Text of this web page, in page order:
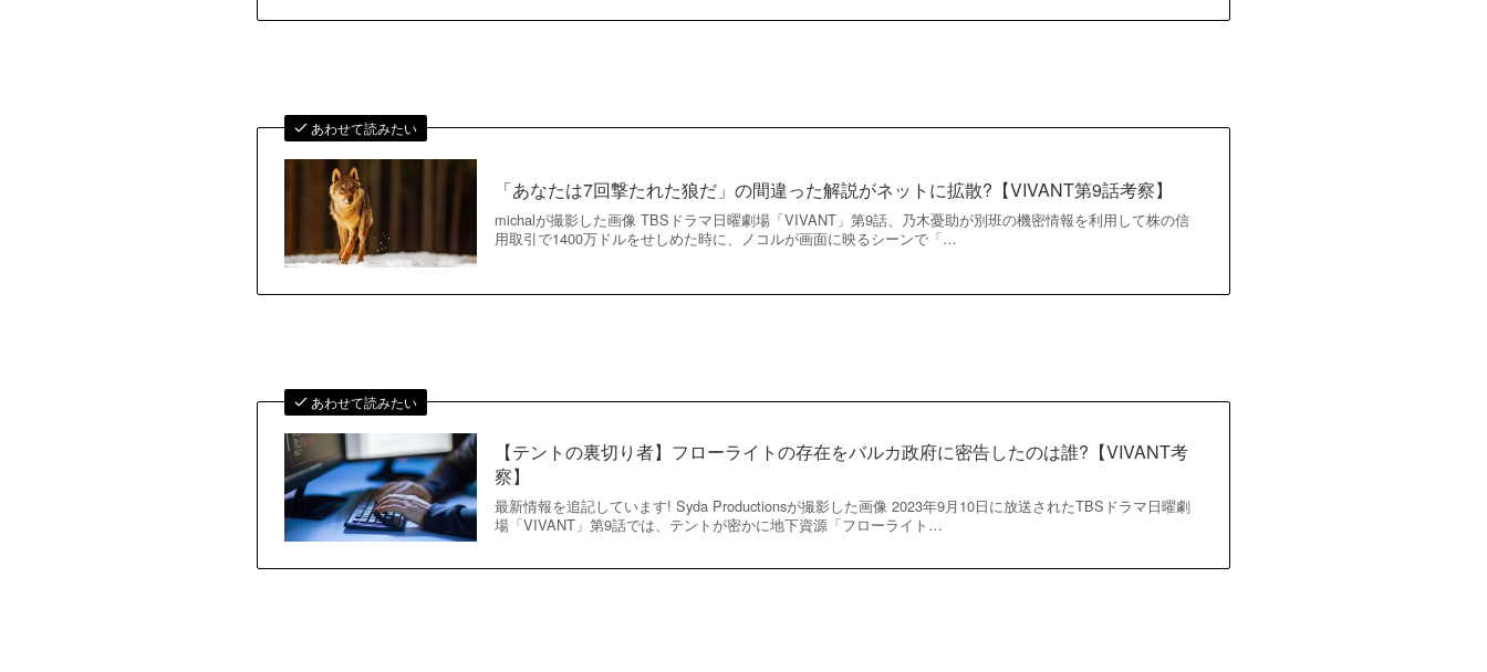
あわせて読みたい
「あなたは7回撃たれた狼だ」の間違った解説がネットに拡散?【VIVANT第9話考察】
michalが撮影した画像 TBSドラマ日曜劇場「VIVANT」第9話、乃木憂助が別班の機密情報を利用して株の信
用取引で1400万ドルをせしめた時に、ノコルが画面に映るシーンで「…
あわせて読みたい
【テントの裏切り者】フローライトの存在をバルカ政府に密告したのは誰?【VIVANT考
察】
最新情報を追記しています! Syda Productionsが撮影した画像 2023年9月10日に放送されたTBSドラマ日曜劇
場「VIVANT」第9話では、テントが密かに地下資源「フローライト…